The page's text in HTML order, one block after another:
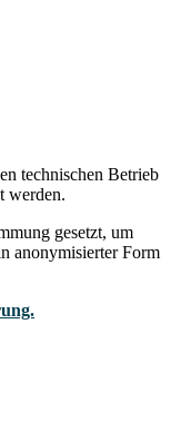
technischen Betrieb
werden.
gesetzt, um
anonymisierter Form